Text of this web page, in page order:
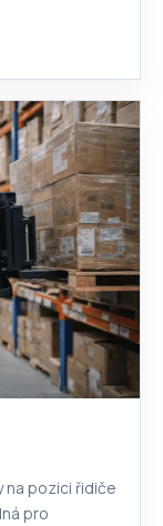
na pozici řidiče
pro